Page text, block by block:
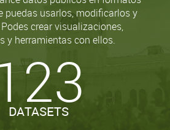
puedas usarlos, modificarlos y
crear visualizaciones,
y herramientas con ellos.
DATASETS